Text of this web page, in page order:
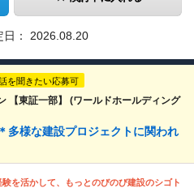
： 2026.08.20
を聞きたい応募可
【東証一部】 (ワールドホールディング
多様な建設プロジェクトに関われ
験を活かして、もっとのびのび建設のシゴト